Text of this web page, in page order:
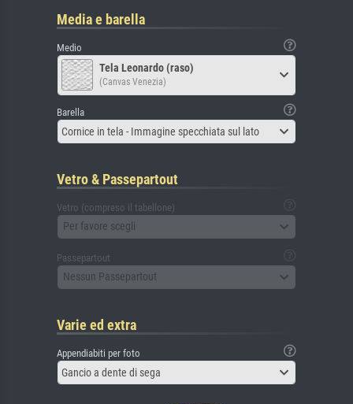
Media e barella
Medio
Tela Leonardo (raso)
(Canvas Venezia)
Barella
Cornice in tela - Immagine specchiata sul lato
Vetro & Passepartout
Vetro (compreso il tabellone)
Per favore scegli
Passepartout
Nessun Passepartout
Varie ed extra
Appendiabiti per foto
Gancio a dente di sega